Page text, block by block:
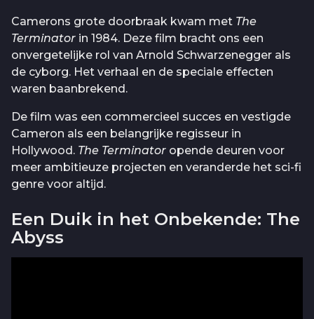
Camerons grote doorbraak kwam met The
Terminator in 1984. Deze film bracht ons een
onvergetelijke rol van Arnold Schwarzenegger als
de cyborg. Het verhaal en de speciale effecten
waren baanbrekend.
De film was een commercieel succes en vestigde
Cameron als een belangrijke regisseur in
Hollywood. The Terminator opende deuren voor
meer ambitieuze projecten en veranderde het sci-fi
genre voor altijd.
Een Duik in het Onbekende: The
Abyss